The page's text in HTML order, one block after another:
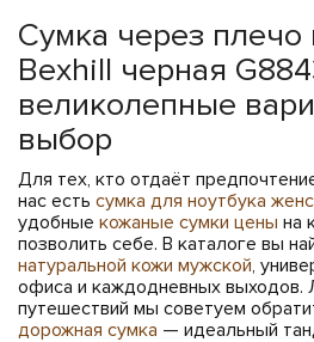
Сумка через плечо
Bexhill черная
великолепные
выбор
Для тех, кто отдаёт
нас есть сумка для ноутбука
удобные кожаные сумки цены на
позволить себе. В каталоге вы
натуральной кожи мужской,
офиса и каждодневных выходов.
путешествий мы советуем
дорожная сумка — идеальный